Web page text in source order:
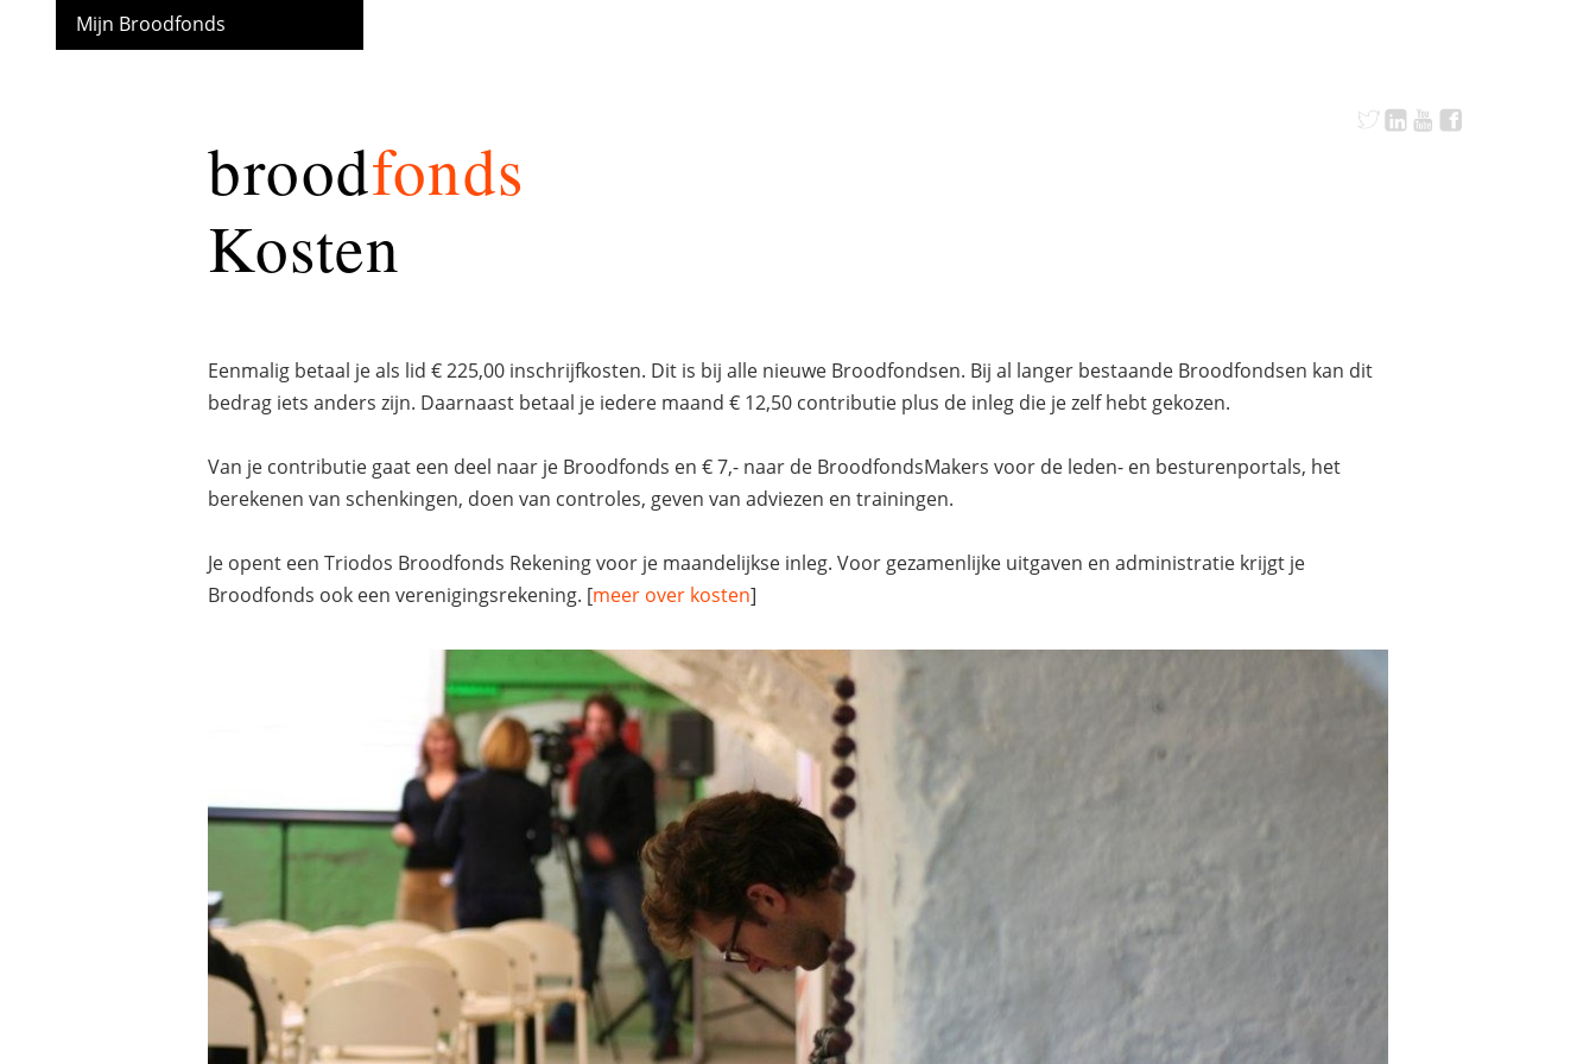
Mijn Broodfonds
broodfonds
Kosten
Eenmalig betaal je als lid € 225,00 inschrijfkosten. Dit is bij alle nieuwe Broodfondsen. Bij al langer bestaande Broodfondsen kan dit
bedrag iets anders zijn. Daarnaast betaal je iedere maand € 12,50 contributie plus de inleg die je zelf hebt gekozen.
Van je contributie gaat een deel naar je Broodfonds en € 7,- naar de BroodfondsMakers voor de leden- en besturenportals, het
berekenen van schenkingen, doen van controles, geven van adviezen en trainingen.
Je opent een Triodos Broodfonds Rekening voor je maandelijkse inleg. Voor gezamenlijke uitgaven en administratie krijgt je
Broodfonds ook een verenigingsrekening. [meer over kosten]